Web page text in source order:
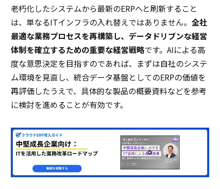
老朽化したシステムから最新のERPへと刷新すること
は、単なるITインフラの入れ替えではありません。全社
最適な業務プロセスを再構築し、データドリブンな経営
体制を確立するための重要な経営戦略です。AIによる高
度な意思決定を目指すのであれば、まずは自社のシステ
ム環境を見直し、統合データ基盤としてのERPの価値を
再評価したうえで、具体的な製品の概要資料などを参考
に検討を進めることが有効です。